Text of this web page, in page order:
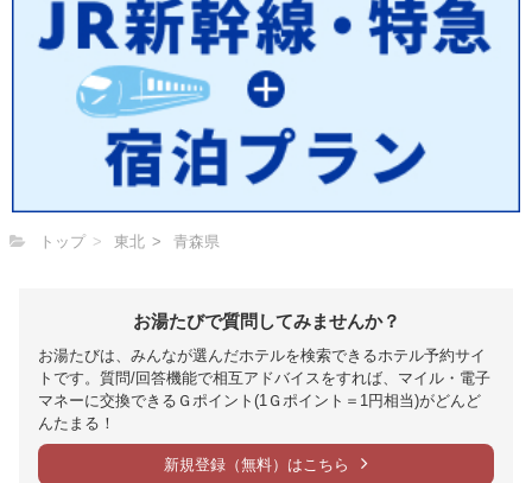
トップ 東北 青森県
お湯たびで質問してみませんか？
お湯たびは、みんなが選んだホテルを検索できるホテル予約サイ
トです。質問/回答機能で相互アドバイスをすれば、マイル・電子
マネーに交換できるＧポイント(1Ｇポイント＝1円相当)がどんど
んたまる！
新規登録（無料）はこちら